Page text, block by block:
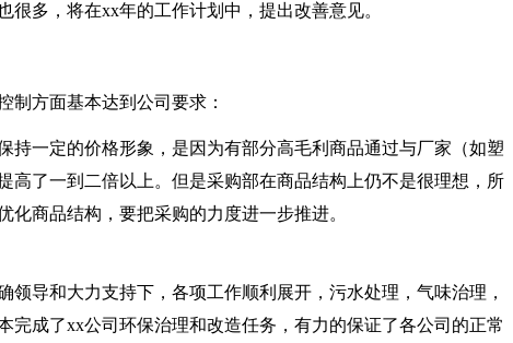
很多，将在xx年的工作计划中，提出改善意见。
制方面基本达到公司要求：
持一定的价格形象，是因为有部分高毛利商品通过与厂家（如塑
高了一到二倍以上。但是采购部在商品结构上仍不是很理想，所
化商品结构，要把采购的力度进一步推进。
领导和大力支持下，各项工作顺利展开，污水处理，气味治理，
完成了xx公司环保治理和改造任务，有力的保证了各公司的正常